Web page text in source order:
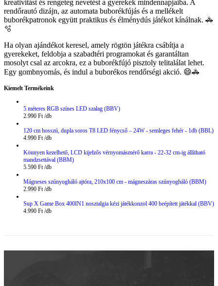
kreativitást és rengeteg nevetést a gyerekek mindennapjaiba. A
rendőrautó dizájn, az automata buborékfújás és a mellékelt
buborékpatronok együtt praktikus és élménydús játékot kínálnak. 🚓
🫧
Ha olyan ajándékot keresel, amely rögtön játékra csábítja a
gyerekeket, feldobja a szabadtéri programokat és garantáltan
mosolyt csal az arcokra, ez a buborékfújó pisztoly telitalálat lehet.
Egy gombnyomás, és indul a buborékos rendőrségi akció. 😄🚓
Kiemelt Termékeink
5 méteres RGB színes LED szalag (BBV)
2.990 Ft
120 cm hosszú, dupla soros T8 LED fénycső – 24W - semleges fehér - 1db (BBL)
4.990 Ft
Könnyen kezelhető, LCD kijelzős vérnyomásmérő karra - 22-32 cm-ig állítható
mandzsettával (BBM)
5.590 Ft
Mágneses szúnyogháló ajtóra, 210x100 cm - mágneszáras szúnyogháló (BBM)
2.990 Ft
Sup X Game Box 400IN1 nosztalgia kézi játékkonzol 400 beépített játékkal (BBV)
4.990 Ft